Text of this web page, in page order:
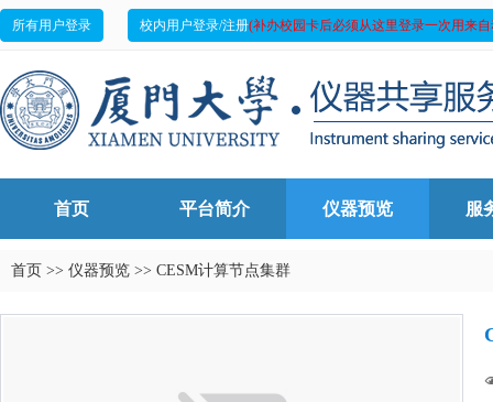
所有用户登录 校内用户登录/注册(补办校园卡后必须从这里登录一次用来
首页 平台简介 仪器预览 服
首页 >> 仪器预览 >> CESM计算节点集群